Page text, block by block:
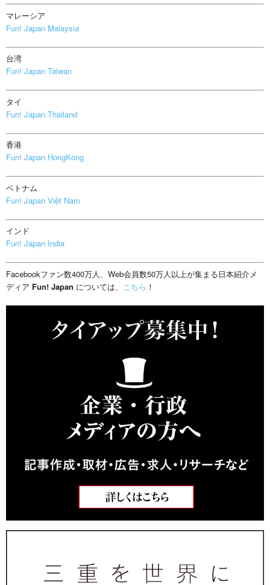
マレーシア
Fun! Japan Malaysia
台湾
Fun! Japan Taiwan
タイ
Fun! Japan Thailand
香港
Fun! Japan HongKong
ベトナム
Fun! Japan Việt Nam
インド
Fun! Japan India
Facebookファン数400万人、Web会員数50万人以上が集まる日本紹介メ
ディア Fun! Japan については、 こちら ！